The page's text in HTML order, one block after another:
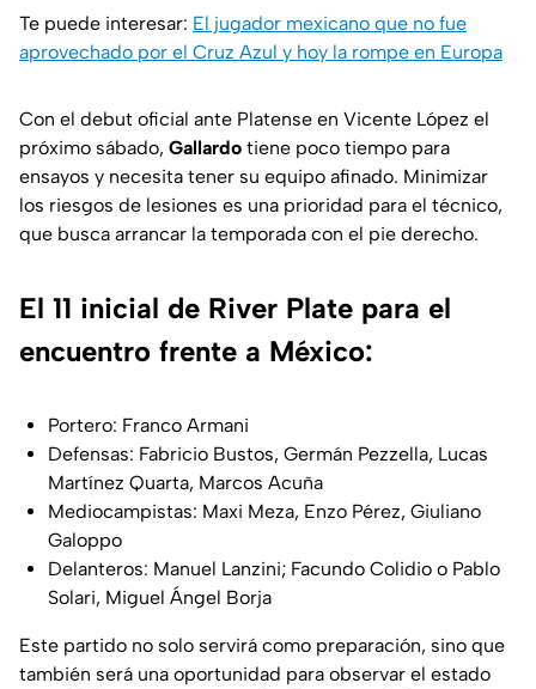
Te puede interesar: El jugador mexicano que no fue
aprovechado por el Cruz Azul y hoy la rompe en Europa
Con el debut oficial ante Platense en Vicente López el
próximo sábado, Gallardo tiene poco tiempo para
ensayos y necesita tener su equipo afinado. Minimizar
los riesgos de lesiones es una prioridad para el técnico,
que busca arrancar la temporada con el pie derecho.
El 11 inicial de River Plate para el
encuentro frente a México:
Portero: Franco Armani
Defensas: Fabricio Bustos, Germán Pezzella, Lucas
Martínez Quarta, Marcos Acuña
Mediocampistas: Maxi Meza, Enzo Pérez, Giuliano
Galoppo
Delanteros: Manuel Lanzini; Facundo Colidio o Pablo
Solari, Miguel Ángel Borja
Este partido no solo servirá como preparación, sino que
también será una oportunidad para observar el estado